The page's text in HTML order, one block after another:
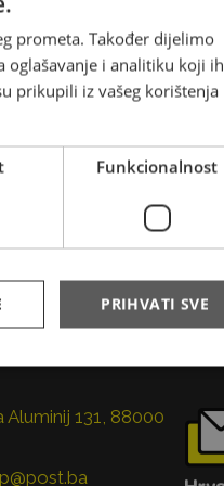
da na
Aluminij 131, 88000
prometa. Također dijelimo
oglašavanje i analitiku koji ih
prikupili iz vašeg korištenja
Funkcionalnost
PRIHVATI SVE